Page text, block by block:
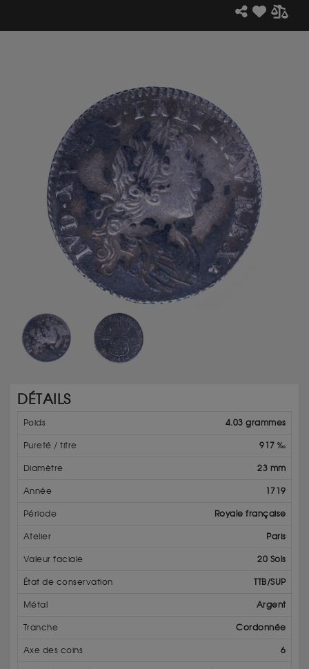
DÉTAILS
Poids 4.03 grammes
Pureté / titre 917 ‰
Diamètre 23 mm
Année 1719
Période Royale française
Atelier Paris
Valeur faciale 20 Sols
État de conservation TTB/SUP
Métal Argent
Tranche Cordonnée
Axe des coins 6